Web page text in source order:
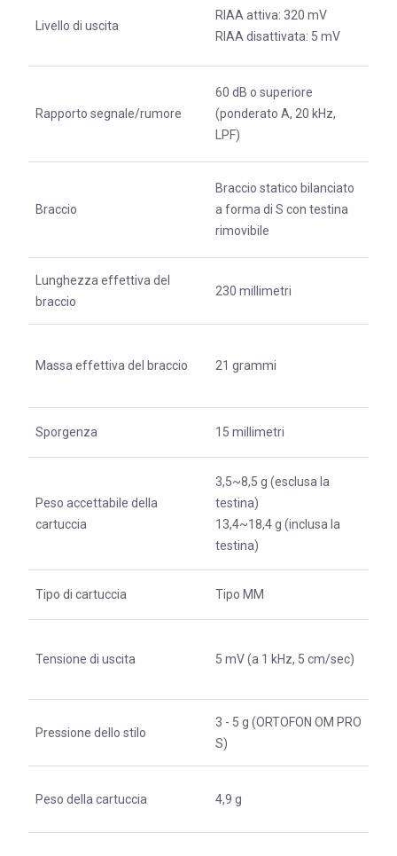
Livello di uscita
RIAA attiva: 320 mV
RIAA disattivata: 5 mV
Rapporto segnale/rumore
60 dB o superiore
(ponderato A, 20 kHz,
LPF)
Braccio
Braccio statico bilanciato
a forma di S con testina
rimovibile
Lunghezza effettiva del
braccio
230 millimetri
Massa effettiva del braccio 21 grammi
Sporgenza 15 millimetri
Peso accettabile della
cartuccia
3,5~8,5 g (esclusa la
testina)
13,4~18,4 g (inclusa la
testina)
Tipo di cartuccia Tipo MM
Tensione di uscita 5 mV (a 1 kHz, 5 cm/sec)
Pressione dello stilo
3 - 5 g (ORTOFON OM PRO
S)
Peso della cartuccia 4,9 g